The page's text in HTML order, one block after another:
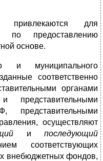
привлекаются для
по предоставлению
основе.
и муниципального
соответственно
органами
представительными
представительными
осуществляют
ипоследующий
соответствующих
внебюджетных фондов,